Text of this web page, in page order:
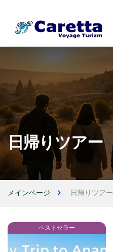
日帰りツアー
メインページ 日帰りツアー
ベストセラー